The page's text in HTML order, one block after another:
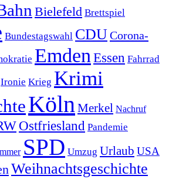
Bielefeld Brettspiel
Bundestagswahl CDUCorona-
EmdenEssen Fahrrad
Ironie Krieg Krimi
KölnMerkel Nachruf
Ostfriesland Pandemie
SPD Umzug Urlaub USA
Weihnachtsgeschichte